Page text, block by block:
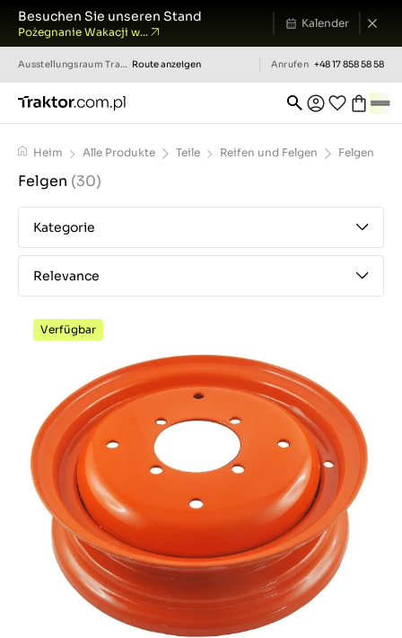
Besuchen Sie unseren Stand
Pożegnanie Wakacji w...
Kalender
AusstellungsraumTraktor.com.pl Route anzeigen Anrufen +48 17 858 58 58
Heim Alle Produkte Teile Reifen und Felgen Felgen
Felgen (30)
Kategorie
Relevance
Verfügbar